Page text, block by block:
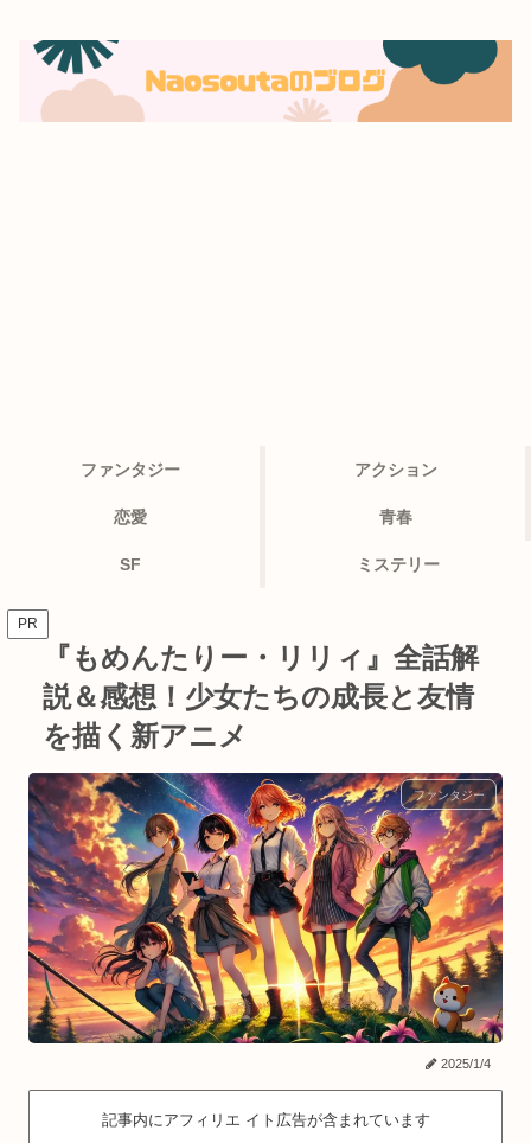
ファンタジー アクション
恋愛 青春
SF ミステリー
PR
『もめんたりー・リリィ』全話解
説＆感想！少女たちの成長と友情
を描く新アニメ
ファンタジー
2025/1/4
記事内にアフィリエ イト広告が含まれています